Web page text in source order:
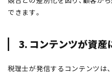
できます。
3. コンテンツが資産
税理士が発信するコンテンツは